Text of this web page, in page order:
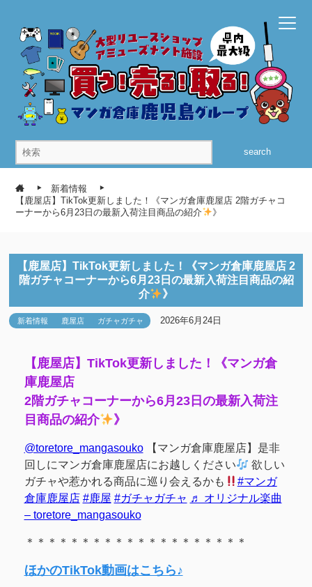
search
新着情報
【鹿屋店】TikTok更新しました！《マンガ倉庫鹿屋店 2階ガチャコ
ーナーから6月23日の最新入荷注目商品の紹介
》
【鹿屋店】TikTok更新しました！《マンガ倉庫鹿屋店 2
階ガチャコーナーから6月23日の最新入荷注目商品の紹
介
》
新着情報 鹿屋店 ガチャガチャ 2026年6月24日
【鹿屋店】TikTok更新しました！《マンガ倉
庫鹿屋店
2階ガチャコーナーから6月23日の最新入荷注
目商品の紹介
》
@toretore_mangasouko【マンガ倉庫鹿屋店】是非
回しにマンガ倉庫鹿屋店にお越しください
欲しい
ガチャや惹かれる商品に巡り会えるかも
#マンガ
倉庫鹿屋店 #鹿屋 #ガチャガチャ ♬ オリジナル楽曲
– toretore_mangasouko
＊＊＊＊＊＊＊＊＊＊＊＊＊＊＊＊＊＊＊＊
ほかのTikTok動画はこちら♪